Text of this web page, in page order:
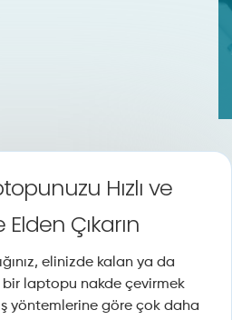
Hızlı ve
Çıkarın
elinizde kalan ya da
laptopu nakde çevirmek
yöntemlerine göre çok daha